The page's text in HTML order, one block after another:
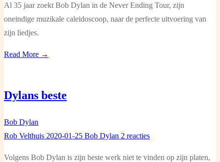
Al 35 jaar zoekt Bob Dylan in de Never Ending Tour, zijn
oneindige muzikale caleidoscoop, naar de perfecte uitvoering van
zijn liedjes.
Read More →
Dylans beste
Bob Dylan
Rob Velthuis 2020-01-25 Bob Dylan 2 reacties
Volgens Bob Dylan is zijn beste werk niet te vinden op zijn platen,